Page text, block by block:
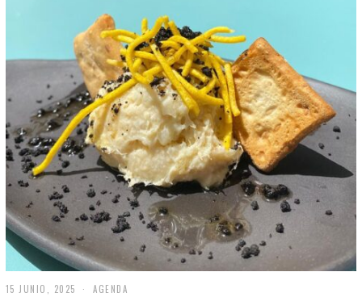
15 JUNIO, 2025 AGENDA